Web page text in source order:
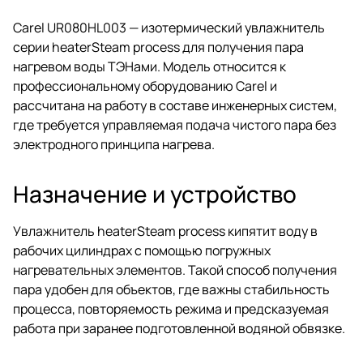
Carel UR080HL003 — изотермический увлажнитель
серии heaterSteam process для получения пара
нагревом воды ТЭНами. Модель относится к
профессиональному оборудованию Carel и
рассчитана на работу в составе инженерных систем,
где требуется управляемая подача чистого пара без
электродного принципа нагрева.
Назначение и устройство
Увлажнитель heaterSteam process кипятит воду в
рабочих цилиндрах с помощью погружных
нагревательных элементов. Такой способ получения
пара удобен для объектов, где важны стабильность
процесса, повторяемость режима и предсказуемая
работа при заранее подготовленной водяной обвязке.